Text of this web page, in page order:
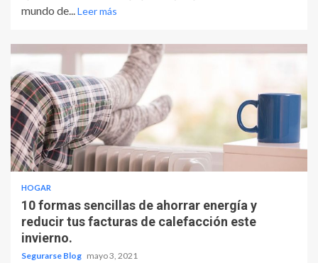
mundo de...Leer más
HOGAR
10 formas sencillas de ahorrar energía y
reducir tus facturas de calefacción este
invierno.
Segurarse Blog mayo 3, 2021